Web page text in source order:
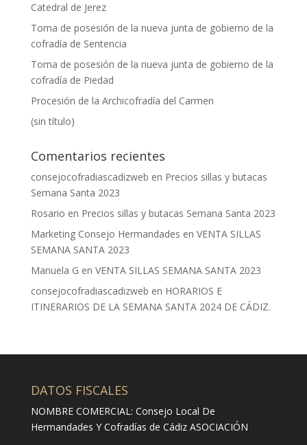
Catedral de Jerez
Toma de posesión de la nueva junta de gobierno de la
cofradía de Sentencia
Toma de posesión de la nueva junta de gobierno de la
cofradía de Piedad
Procesión de la Archicofradía del Carmen
(sin título)
Comentarios recientes
consejocofradiascadizweb en Precios sillas y butacas
Semana Santa 2023
Rosario en Precios sillas y butacas Semana Santa 2023
Marketing Consejo Hermandades en VENTA SILLAS
SEMANA SANTA 2023
Manuela G en VENTA SILLAS SEMANA SANTA 2023
consejocofradiascadizweb en HORARIOS E
ITINERARIOS DE LA SEMANA SANTA 2024 DE CÁDIZ.
DATOS FISCALES
NOMBRE COMERCIAL: Consejo Local De
Hermandades Y Cofradías de Cádiz ASOCIACIÓN